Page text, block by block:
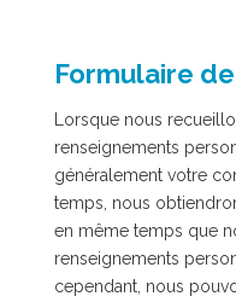
Formulaire
Lorsque nous
renseignements
généralement votre
temps, nous
en même temps que
renseignements
cependant, nous